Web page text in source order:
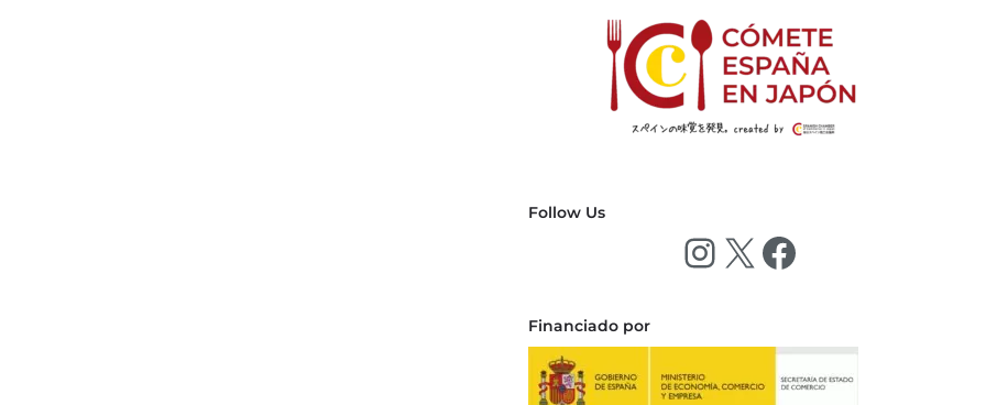
Follow Us
Financiado por